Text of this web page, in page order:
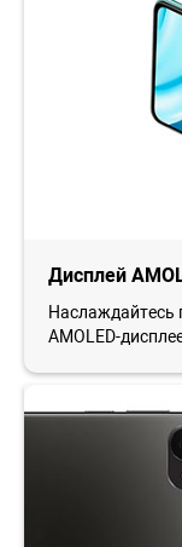
Дисплей
Наслаждайтесь
AMOLED-